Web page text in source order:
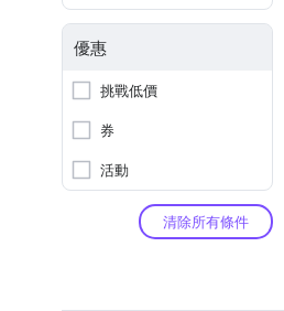
優惠
挑戰低價
券
活動
清除所有條件